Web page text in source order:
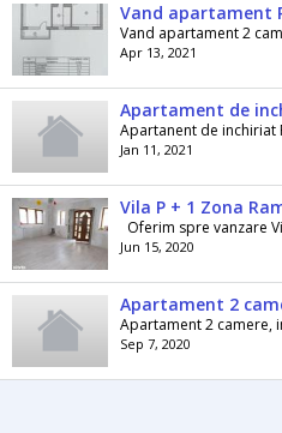
Vand apartament 2
Apr 13, 2021
Apartament de
Apartanent de inchiriat
Jan 11, 2021
Oferim spre vanzare
Jun 15, 2020
Apartament 2 camere,
Sep 7, 2020